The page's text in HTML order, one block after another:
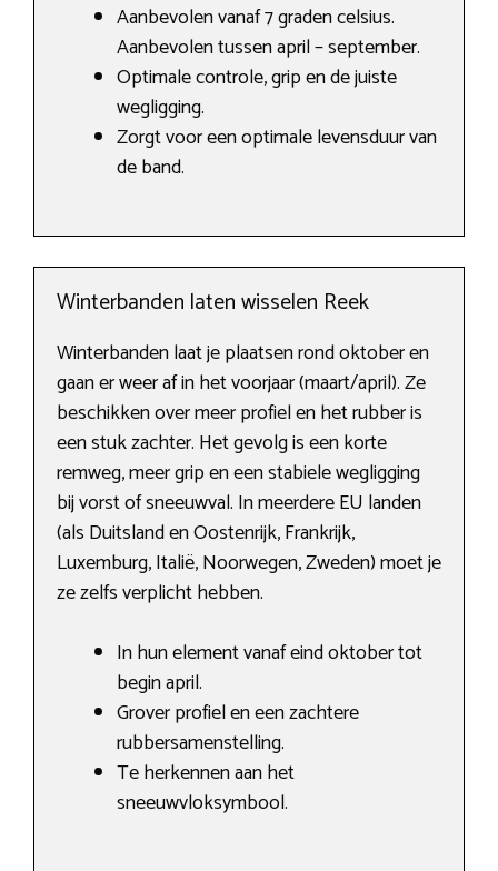
Aanbevolen vanaf 7 graden celsius.
Aanbevolen tussen april – september.
Optimale controle, grip en de juiste
wegligging.
Zorgt voor een optimale levensduur van
de band.
Winterbanden laten wisselen Reek
Winterbanden laat je plaatsen rond oktober en
gaan er weer af in het voorjaar (maart/april). Ze
beschikken over meer profiel en het rubber is
een stuk zachter. Het gevolg is een korte
remweg, meer grip en een stabiele wegligging
bij vorst of sneeuwval. In meerdere EU landen
(als Duitsland en Oostenrijk, Frankrijk,
Luxemburg, Italië, Noorwegen, Zweden) moet je
ze zelfs verplicht hebben.
In hun element vanaf eind oktober tot
begin april.
Grover profiel en een zachtere
rubbersamenstelling.
Te herkennen aan het
sneeuwvloksymbool.